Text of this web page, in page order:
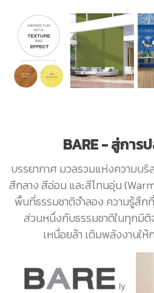
BARE - สู่การ
บรรยากาศ มวลรวมแห่งความบ
สีกลาง สีอ่อน และสีโทนอุ่น
พื้นที่ธรรมชาติจำลอง ความรู้สึก
ส่วนหนึ่งกับธรรมชาติในทุกมิติ
เหนื่อยล้า เติมพลังงานใ